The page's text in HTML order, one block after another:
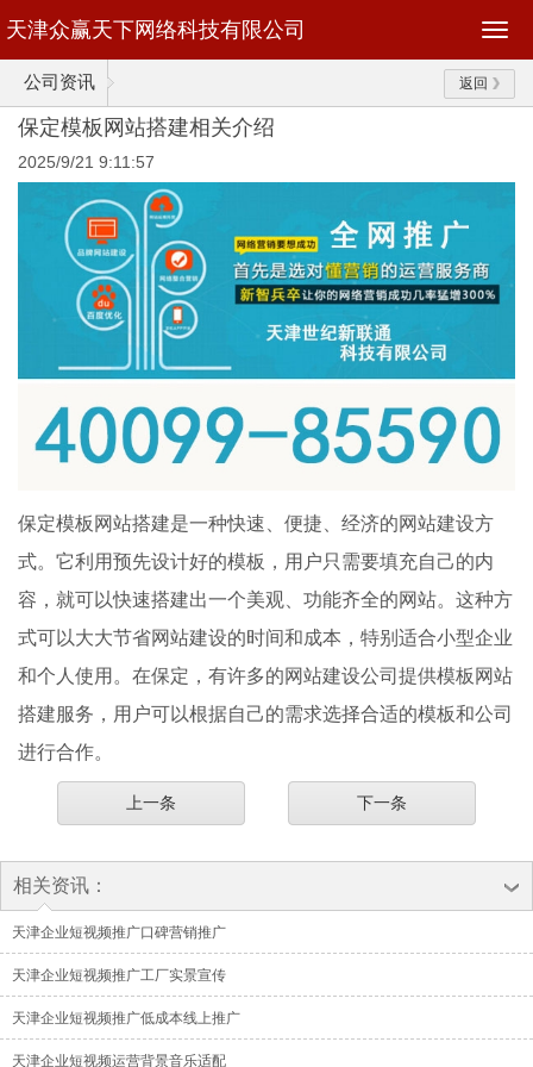
天津众赢天下网络科技有限公司
公司资讯 返回
保定模板网站搭建相关介绍
2025/9/21 9:11:57
保定模板网站搭建是一种快速、便捷、经济的网站建设方
式。它利用预先设计好的模板，用户只需要填充自己的内
容，就可以快速搭建出一个美观、功能齐全的网站。这种方
式可以大大节省网站建设的时间和成本，特别适合小型企业
和个人使用。在保定，有许多的网站建设公司提供模板网站
搭建服务，用户可以根据自己的需求选择合适的模板和公司
进行合作。
上一条 下一条
相关资讯：
天津企业短视频推广口碑营销推广
天津企业短视频推广工厂实景宣传
天津企业短视频推广低成本线上推广
天津企业短视频运营背景音乐适配